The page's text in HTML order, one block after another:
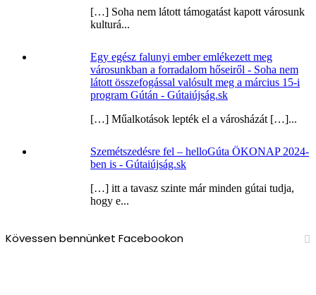
[…] Soha nem látott támogatást kapott városunk
kulturá...
Egy egész falunyi ember emlékezett meg
városunkban a forradalom hőseiről - Soha nem
látott összefogással valósult meg a március 15-i
program Gútán - Gútaiújság.sk
[…] Műalkotások lepték el a városházát […]...
Szemétszedésre fel – helloGúta ÖKONAP 2024-
ben is - Gútaiújság.sk
[…] itt a tavasz szinte már minden gútai tudja,
hogy e...
Kövessen bennünket Facebookon